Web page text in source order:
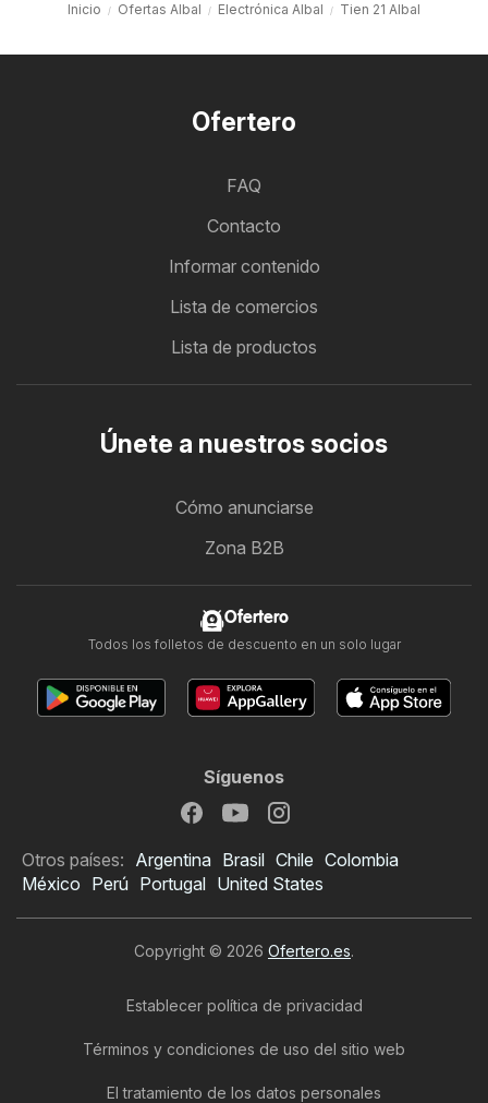
Inicio Ofertas Albal Electrónica Albal Tien 21 Albal
Ofertero
FAQ
Contacto
Informar contenido
Lista de comercios
Lista de productos
Únete a nuestros socios
Cómo anunciarse
Zona B2B
Ofertero
Todos los folletos de descuento en un solo lugar
Síguenos
Otros países: Argentina Brasil Chile Colombia
México Perú Portugal United States
Copyright © 2026 Ofertero.es.
Establecer política de privacidad
Términos y condiciones de uso del sitio web
El tratamiento de los datos personales